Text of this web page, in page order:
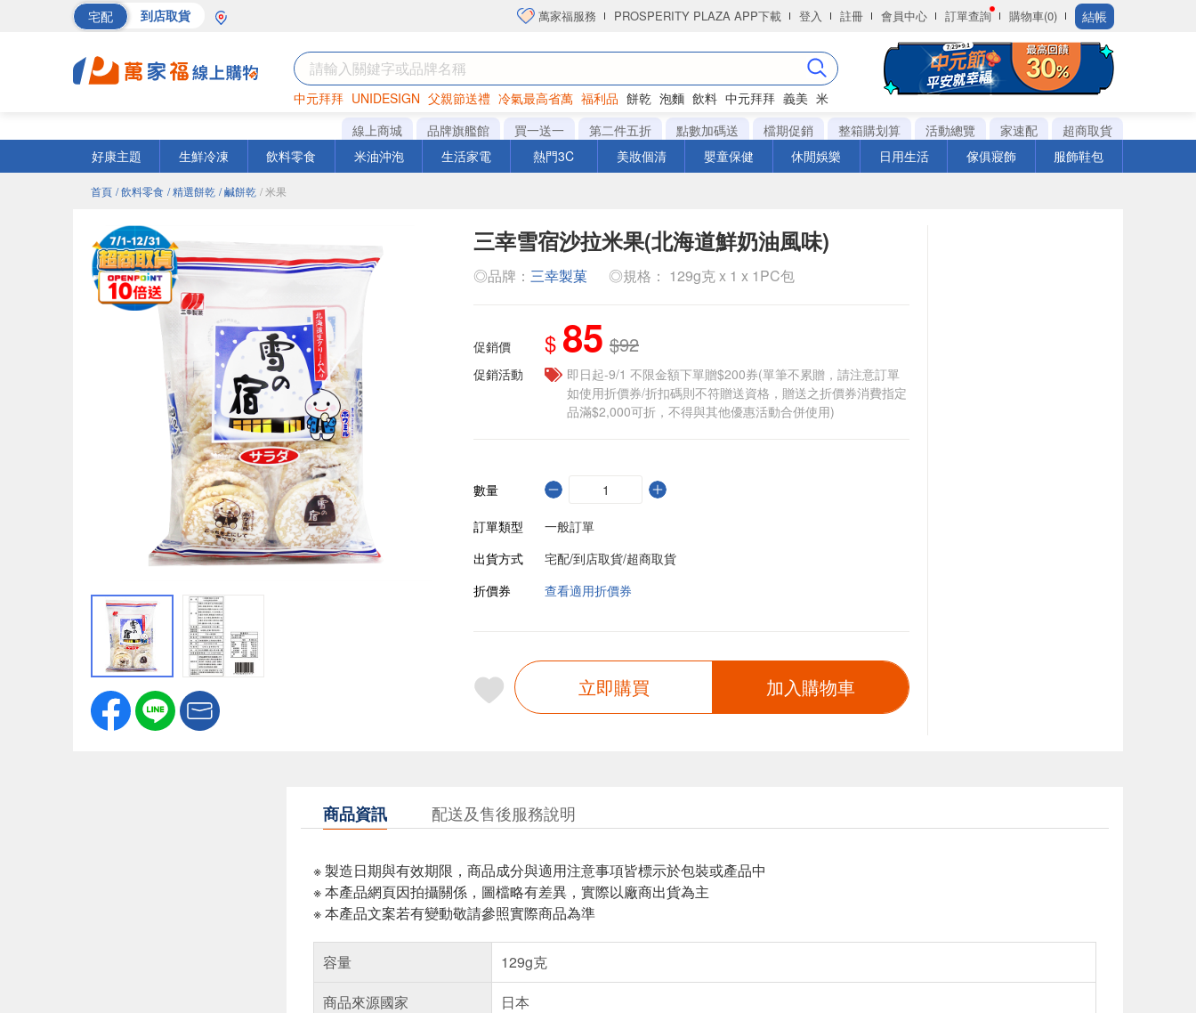
宅配 到店取貨 萬家福服務 PROSPERITY PLAZA APP下載 登入 註冊 會員中心 訂單查詢 購物車(0) 結帳
中元拜拜 UNIDESIGN 父親節送禮 冷氣最高省萬 福利品 餅乾 泡麵 飲料 中元拜拜 義美 米
巧克力 罐頭 衛生紙
線上商城 品牌旗艦館 買一送一 第二件五折 點數加碼送 檔期促銷 整箱購划算 活動總覽 家速配
超商取貨
好康主題
生鮮冷凍 飲料零食 米油沖泡 生活家電 熱門3C 美妝個清 嬰童保健 休閒娛樂 日用生活 傢俱寢飾 服飾鞋包
首頁 / 飲料零食 / 精選餅乾 / 鹹餅乾 / 米果
三幸雪宿沙拉米果(北海道鮮奶油風味)
◎品牌： 三幸製菓 ◎規格： 129g克 x 1 x 1PC包
促銷價 $ 85 $92
促銷活動
即日起-9/1 不限金額下單贈$200券(單筆不累贈，請注意訂單
如使用折價券/折扣碼則不符贈送資格，贈送之折價券消費指定
品滿$2,000可折，不得與其他優惠活動合併使用)
數量
訂單類型
一般訂單
出貨方式
宅配/到店取貨/超商取貨
折價券
查看適用折價券
立即購買 加入購物車
商品資訊 配送及售後服務說明
※ 製造日期與有效期限，商品成分與適用注意事項皆標示於包裝或產品中
※ 本產品網頁因拍攝關係，圖檔略有差異，實際以廠商出貨為主
※ 本產品文案若有變動敬請參照實際商品為準
容量
129g克
商品來源國家
日本